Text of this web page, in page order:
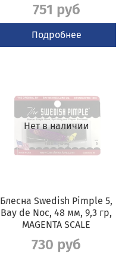
751 руб
Подробнее
Нет в наличии
Блесна Swedish Pimple 5,
Bay de Noc, 48 мм, 9,3 гр,
MAGENTA SCALE
730 руб